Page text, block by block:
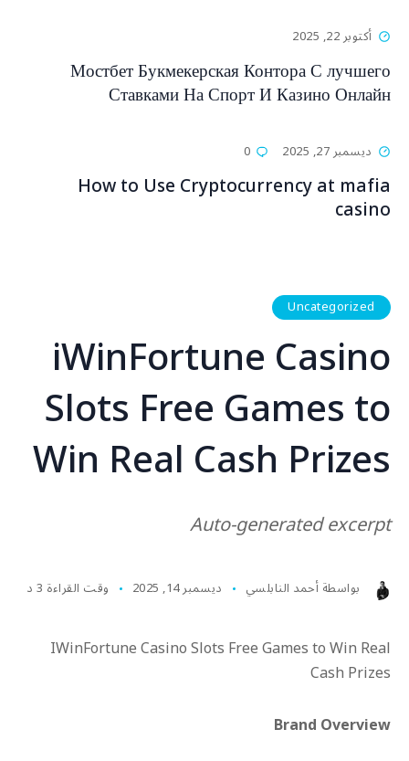
أكتوبر 22, 2025
Мостбет Букмекерская Контора С лучшего
Ставками На Спорт И Казино Онлайн
ديسمبر 27, 2025 0
How to Use Cryptocurrency at mafia
casino
Uncategorized
iWinFortune Casino
Slots Free Games to
Win Real Cash Prizes
Auto-generated excerpt
بواسطةأحمد النابلسي ديسمبر 14, 2025 وقت القراءة 3 د
IWinFortune Casino Slots Free Games to Win Real
Cash Prizes
Brand Overview